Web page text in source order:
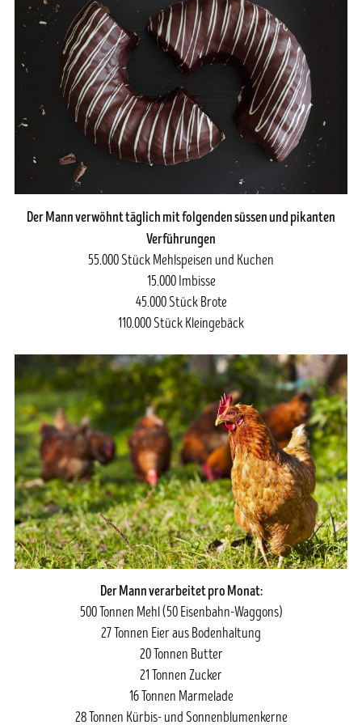
Der Mann verwöhnt täglich mit folgenden süssen und pikanten
Verführungen
55.000 Stück Mehlspeisen und Kuchen
15.000 Imbisse
45.000 Stück Brote
110.000 Stück Kleingebäck
Der Mann verarbeitet pro Monat:
500 Tonnen Mehl (50 Eisenbahn-Waggons)
27 Tonnen Eier aus Bodenhaltung
20 Tonnen Butter
21 Tonnen Zucker
16 Tonnen Marmelade
28 Tonnen Kürbis- und Sonnenblumenkerne